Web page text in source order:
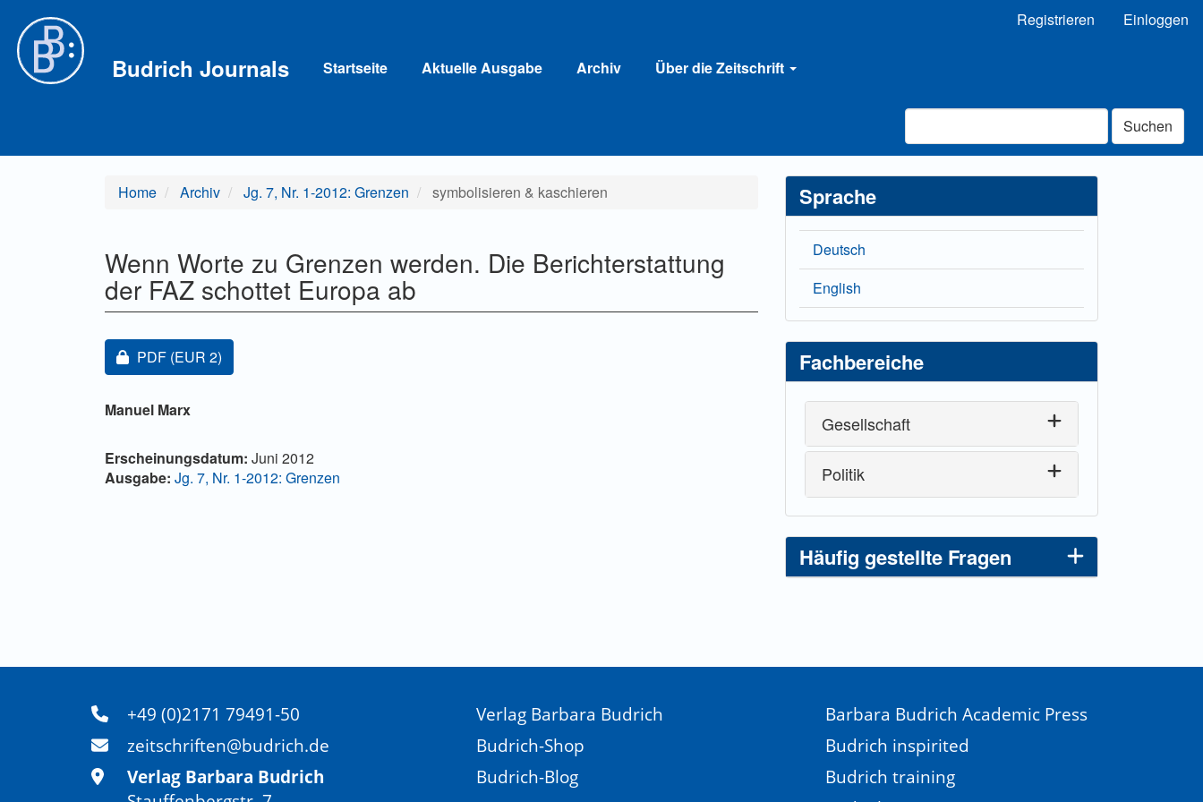
Hauptinhalt
Sidebar
Registrieren Einloggen
Budrich Journals Startseite Aktuelle Ausgabe Archiv Über die Zeitschrift
Suchen
Home Archiv Jg. 7, Nr. 1-2012: Grenzen symbolisieren & kaschieren
Wenn Worte zu Grenzen werden. Die Berichterstattung
der FAZ schottet Europa ab
Artikel-Sidebar
Zugang für Abonnent/innen oder durch Zahlung einer Gebühr
PDF (EUR 2)
Hauptsächlicher Artikelinhalt
Manuel Marx
Artikel-Details
Erscheinungsdatum: Juni 2012
Ausgabe: Jg. 7, Nr. 1-2012: Grenzen
Sprache
Deutsch
English
Fachbereiche
Gesellschaft
Politik
Häufig gestellte Fragen
+49 (0)2171 79491-50
zeitschriften@budrich.de
Verlag Barbara Budrich
Verlag Barbara Budrich
Budrich-Shop
Budrich-Blog
Barbara Budrich Academic Press
Budrich inspirited
Budrich training